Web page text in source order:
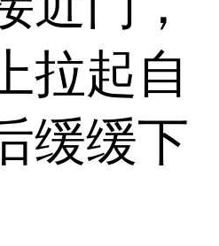
拉起自
缓缓下